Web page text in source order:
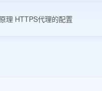
理 HTTPS代理的配置